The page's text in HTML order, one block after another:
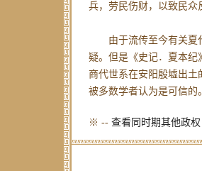
兵，劳民伤财，以致民众
由于流传至今有关夏代
疑。但是《史记．夏本纪
商代世系在安阳殷墟出土
被多数学者认为是可信的。
※ -- 查看同时期其他政权